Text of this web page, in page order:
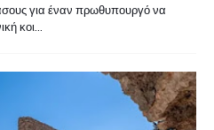
για έναν πρωθυπουργό να
κοι…